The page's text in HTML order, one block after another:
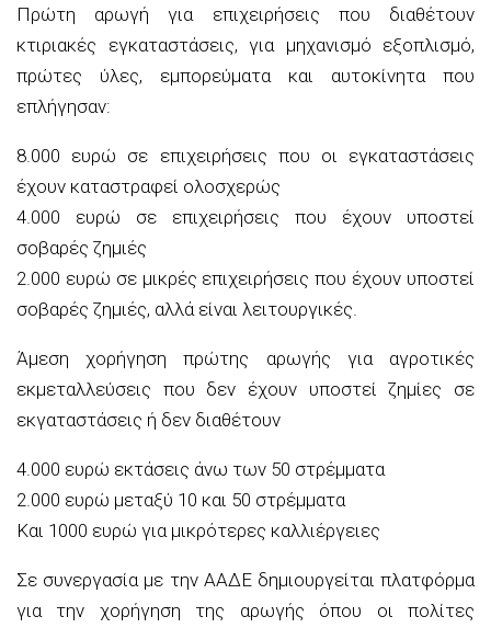
Πρώτη αρωγή για επιχειρήσεις που διαθέτουν
κτιριακές εγκαταστάσεις, για μηχανισμό εξοπλισμό,
πρώτες ύλες, εμπορεύματα και αυτοκίνητα που
επλήγησαν:
8.000 ευρώ σε επιχειρήσεις που οι εγκαταστάσεις
έχουν καταστραφεί ολοσχερώς
4.000 ευρώ σε επιχειρήσεις που έχουν υποστεί
σοβαρές ζημιές
2.000 ευρώ σε μικρές επιχειρήσεις που έχουν υποστεί
σοβαρές ζημιές, αλλά είναι λειτουργικές.
Άμεση χορήγηση πρώτης αρωγής για αγροτικές
εκμεταλλεύσεις που δεν έχουν υποστεί ζημίες σε
εκγαταστάσεις ή δεν διαθέτουν
4.000 ευρώ εκτάσεις άνω των 50 στρέμματα
2.000 ευρώ μεταξύ 10 και 50 στρέμματα
Και 1000 ευρώ για μικρότερες καλλιέργειες
Σε συνεργασία με την ΑΑΔΕ δημιουργείται πλατφόρμα
για την χορήγηση της αρωγής όπου οι πολίτες